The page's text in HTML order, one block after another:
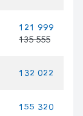
121 999
135 555
132 022
155 320